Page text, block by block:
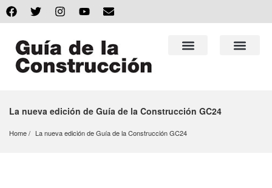
La nueva edición de Guía de la Construcción GC24
Home La nueva edición de Guía de la Construcción GC24